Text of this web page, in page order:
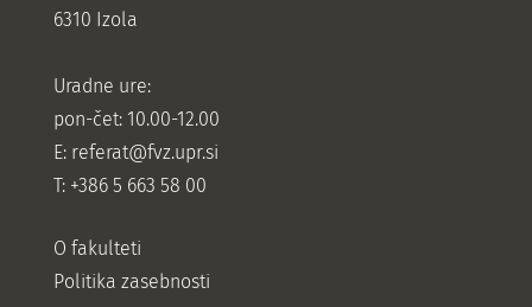
6310 Izola
Uradne ure:
pon-čet: 10.00-12.00
E: referat@fvz.upr.si
T: +386 5 663 58 00
O fakulteti
Politika zasebnosti